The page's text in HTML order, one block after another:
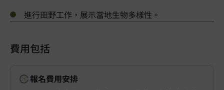
進行田野工作，展示當地生物多樣性。
費用包括
報名費用安排